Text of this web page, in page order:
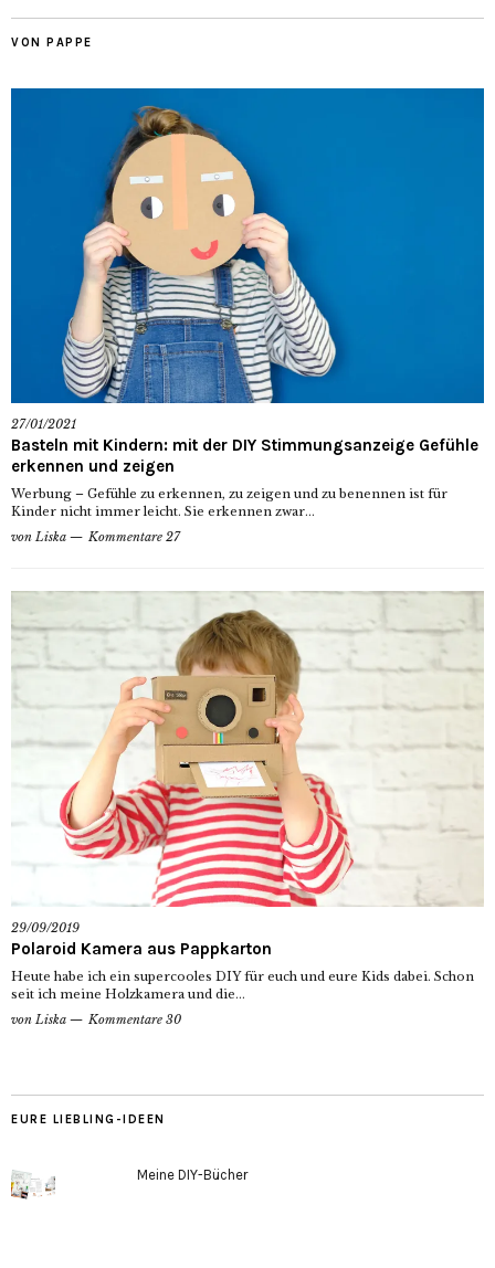
VON PAPPE
27/01/2021
Basteln mit Kindern: mit der DIY Stimmungsanzeige Gefühle
erkennen und zeigen
Werbung – Gefühle zu erkennen, zu zeigen und zu benennen ist für
Kinder nicht immer leicht. Sie erkennen zwar...
von Liska Kommentare 27
29/09/2019
Polaroid Kamera aus Pappkarton
Heute habe ich ein supercooles DIY für euch und eure Kids dabei. Schon
seit ich meine Holzkamera und die...
von Liska Kommentare 30
EURE LIEBLING-IDEEN
Meine DIY-Bücher